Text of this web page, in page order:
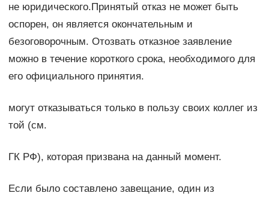
не юридического.Принятый отказ не может быть
оспорен, он является окончательным и
безоговорочным. Отозвать отказное заявление
можно в течение короткого срока, необходимого для
его официального принятия.
могут отказываться только в пользу своих коллег из
той (см.
ГК РФ), которая призвана на данный момент.
Если было составлено завещание, один из